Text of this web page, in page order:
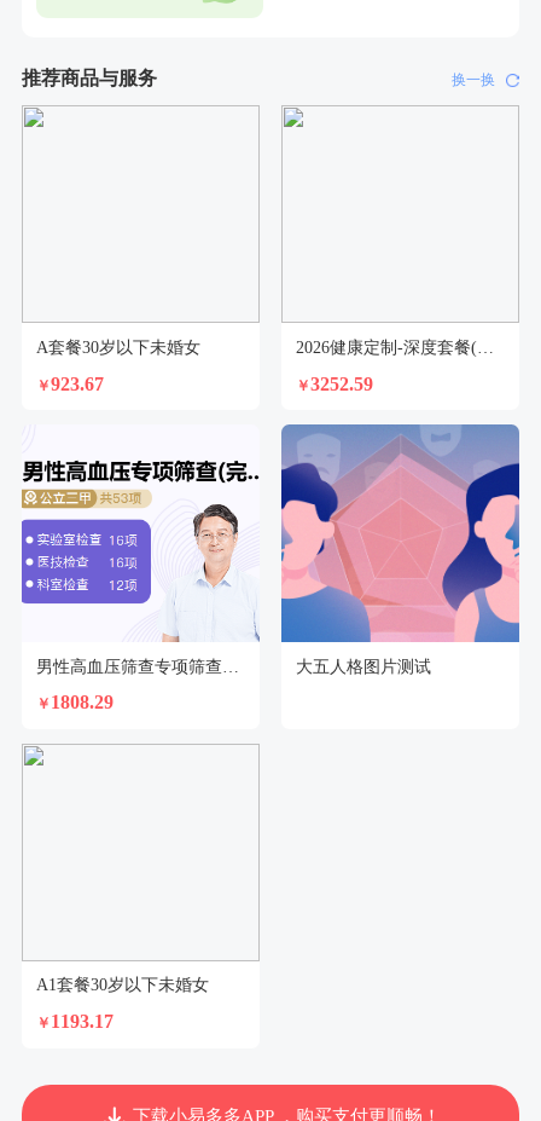
推荐商品与服务 换一换
A套餐30岁以下未婚女
￥923.67
2026健康定制-深度套餐(未婚女)
￥3252.59
￥ 1808.29
大五人格图片测试
A1套餐30岁以下未婚女
￥ 1193.17
下载小易多多APP ，购买支付更顺畅！